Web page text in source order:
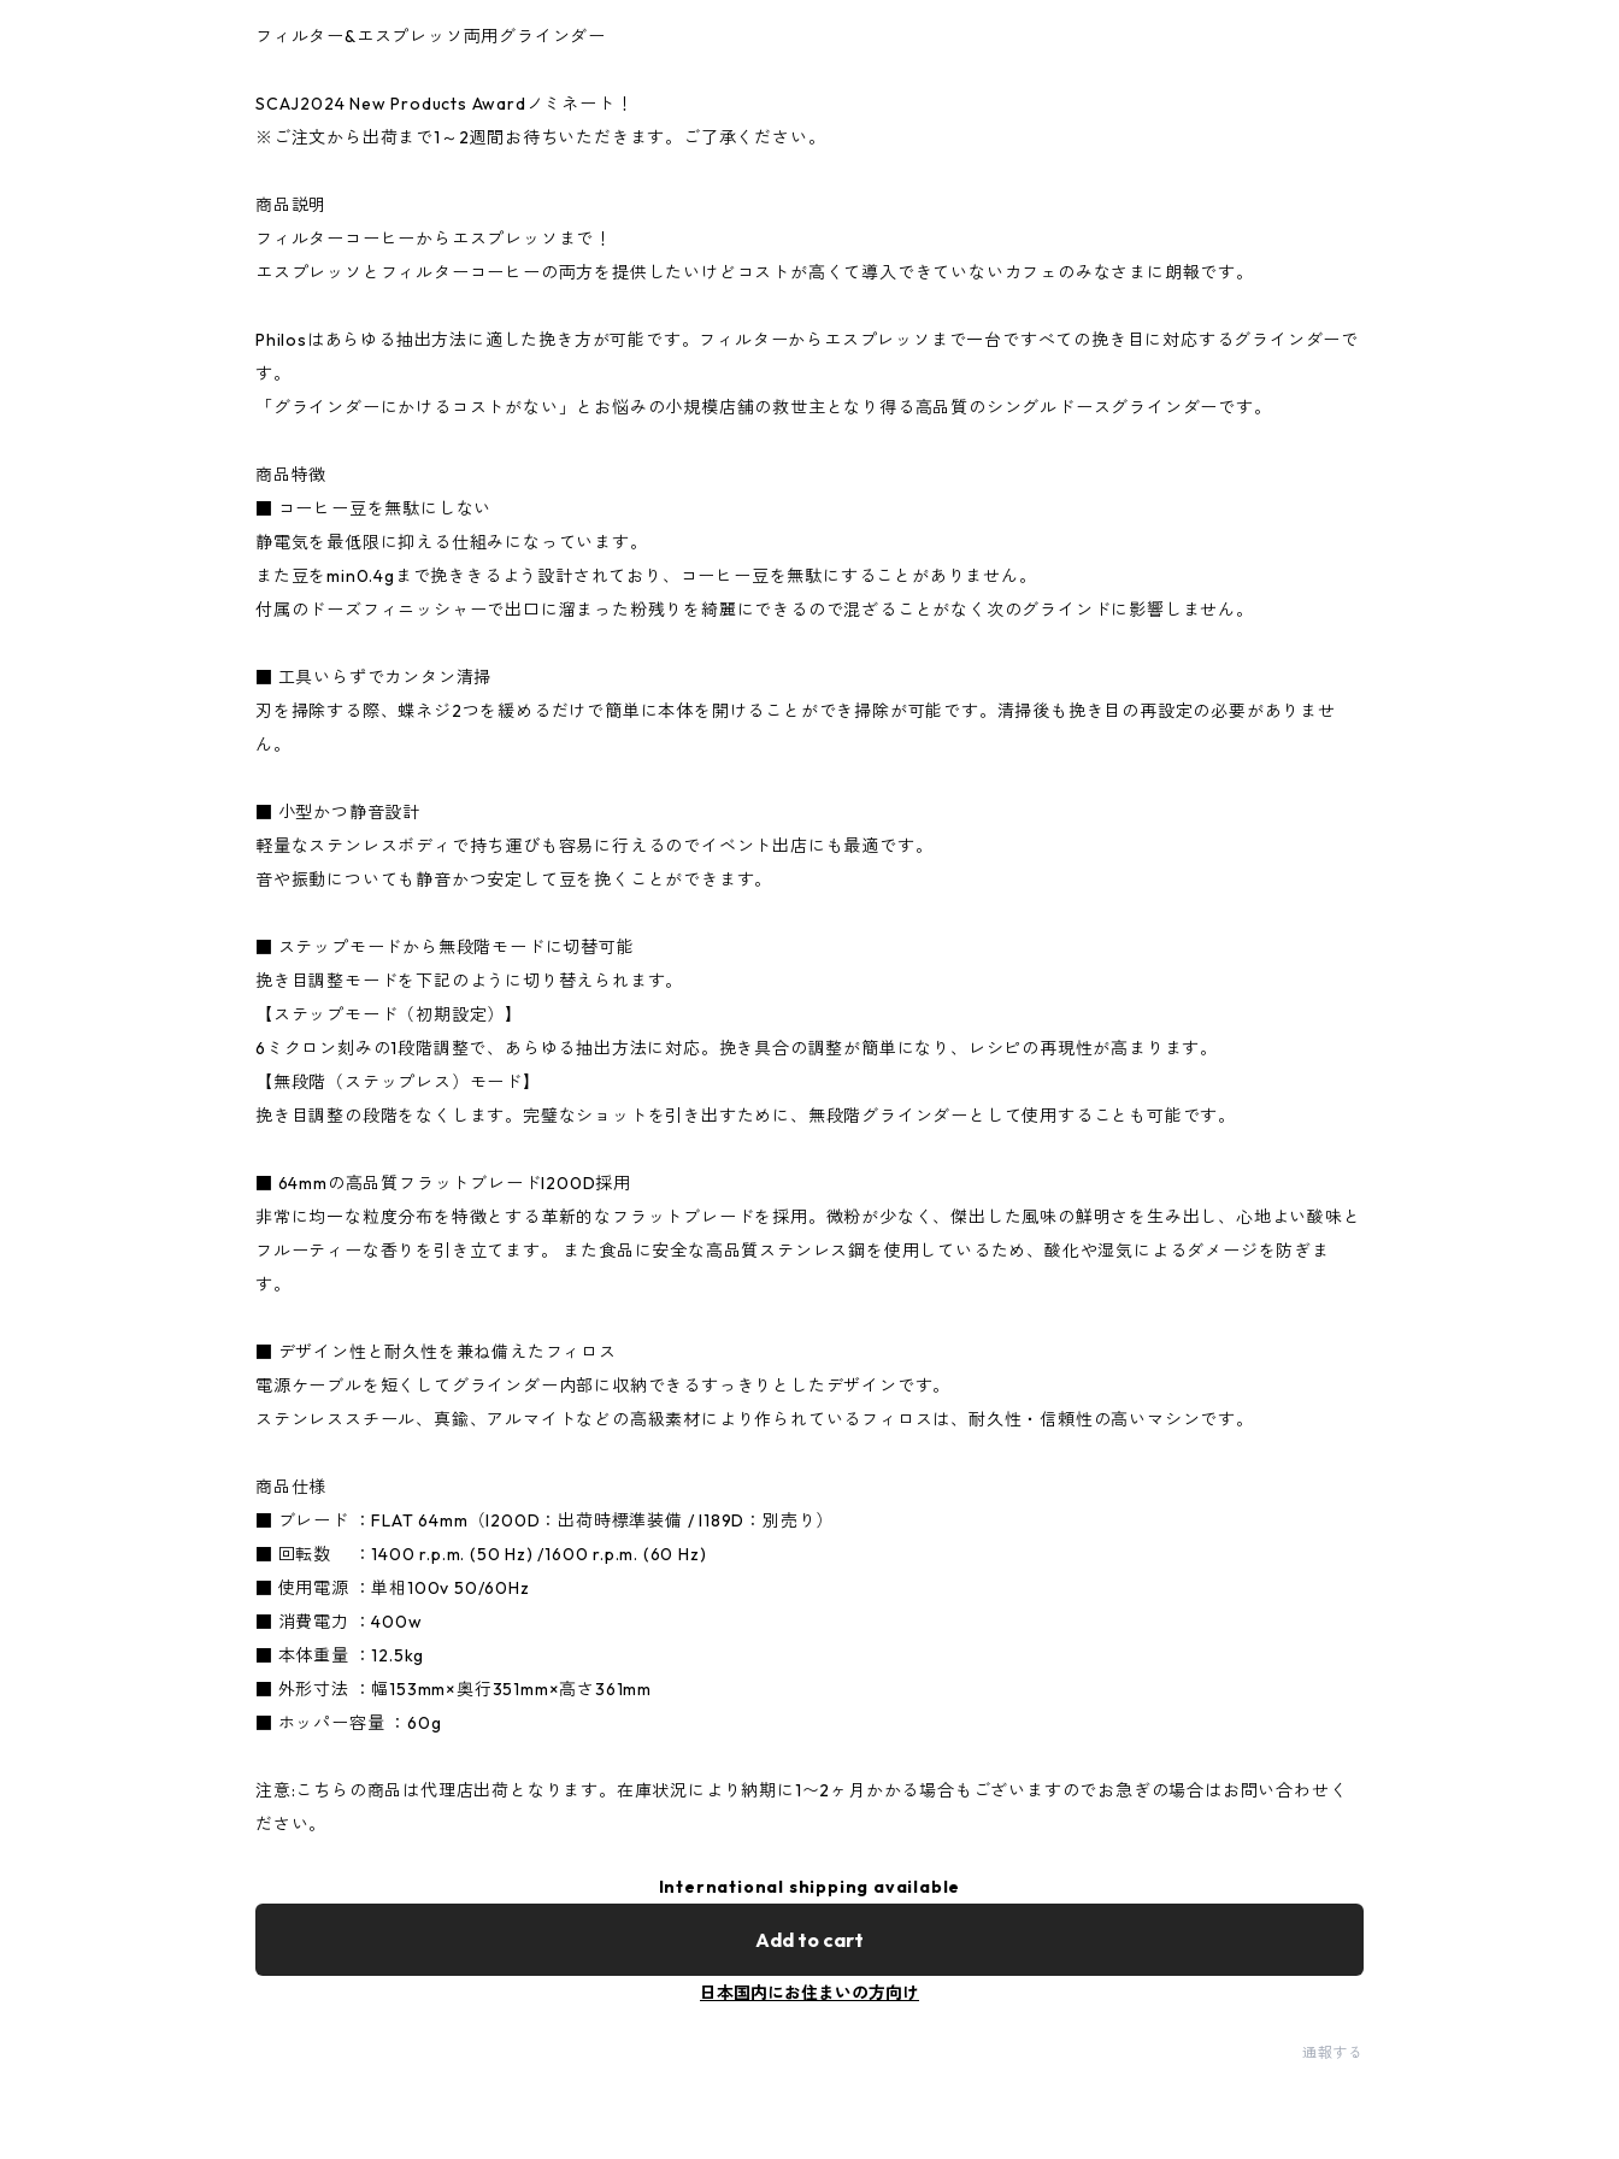
フィルター&エスプレッソ両用グラインダー
SCAJ2024 New Products Awardノミネート！
※ご注文から出荷まで1～2週間お待ちいただきます。ご了承ください。
商品説明
フィルターコーヒーからエスプレッソまで！
エスプレッソとフィルターコーヒーの両方を提供したいけどコストが高くて導入できていないカフェのみなさまに朗報です。
Philosはあらゆる抽出方法に適した挽き方が可能です。フィルターからエスプレッソまで一台ですべての挽き目に対応するグラインダーで
す。
「グラインダーにかけるコストがない」とお悩みの小規模店舗の救世主となり得る高品質のシングルドースグラインダーです。
商品特徴
■ コーヒー豆を無駄にしない
静電気を最低限に抑える仕組みになっています。
また豆をmin0.4gまで挽ききるよう設計されており、コーヒー豆を無駄にすることがありません。
付属のドーズフィニッシャーで出口に溜まった粉残りを綺麗にできるので混ざることがなく次のグラインドに影響しません。
■ 工具いらずでカンタン清掃
刃を掃除する際、蝶ネジ2つを緩めるだけで簡単に本体を開けることができ掃除が可能です。清掃後も挽き目の再設定の必要がありませ
ん。
■ 小型かつ静音設計
軽量なステンレスボディで持ち運びも容易に行えるのでイベント出店にも最適です。
音や振動についても静音かつ安定して豆を挽くことができます。
■ ステップモードから無段階モードに切替可能
挽き目調整モードを下記のように切り替えられます。
【ステップモード（初期設定）】
6ミクロン刻みの1段階調整で、あらゆる抽出方法に対応。挽き具合の調整が簡単になり、レシピの再現性が高まります。
【無段階（ステップレス）モード】
挽き目調整の段階をなくします。完璧なショットを引き出すために、無段階グラインダーとして使用することも可能です。
■ 64mmの高品質フラットブレードI200D採用
非常に均一な粒度分布を特徴とする革新的なフラットブレードを採用。微粉が少なく、傑出した風味の鮮明さを生み出し、心地よい酸味と
フルーティーな香りを引き立てます。 また食品に安全な高品質ステンレス鋼を使用しているため、酸化や湿気によるダメージを防ぎま
す。
■ デザイン性と耐久性を兼ね備えたフィロス
電源ケーブルを短くしてグラインダー内部に収納できるすっきりとしたデザインです。
ステンレススチール、真鍮、アルマイトなどの高級素材により作られているフィロスは、耐久性・信頼性の高いマシンです。
商品仕様
■ ブレード ：FLAT 64mm（I200D：出荷時標準装備 / I189D：別売り）
■ 回転数 ：1400 r.p.m. (50 Hz) /1600 r.p.m. (60 Hz)
■ 使用電源 ：単相100v 50/60Hz
■ 消費電力 ：400w
■ 本体重量 ：12.5kg
■ 外形寸法 ：幅153mm×奥行351mm×高さ361mm
■ ホッパー容量 ：60g
注意:こちらの商品は代理店出荷となります。在庫状況により納期に1〜2ヶ月かかる場合もございますのでお急ぎの場合はお問い合わせく
ださい。
International shipping available
Add to cart
日本国内にお住まいの方向け
通報する